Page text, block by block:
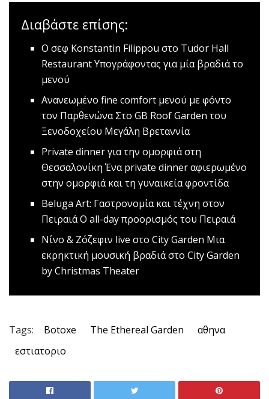
Διαβάστε επίσης:
Ο σεφ Konstantin Filippou στο Tudor Hall
RestaurantΥπογράφοντας για μία βραδιά το
μενού
Ανανεωμένο fine comfort μενού με φόντο
τον ΠαρθενώναΣτο GB Roof Garden του
Ξενοδοχείου Μεγάλη Βρεταννία
Ρrivate dinner για την ομορφιά στη
Θεσσαλονίκη Ένα private dinner αφιερωμένο
στην ομορφιά και τη γυναικεία φροντίδα
Beluga Art: Γαστρονομία και τέχνη στον
ΠειραιάΟ all-day προορισμός του Πειραιά
Nίνο & Ζόζεφιν live στο City Garden Mια
εκρηκτική μουσική βραδιά στο City Garden
by Christmas Theater
Tags: Botoxe The Ethereal Garden
αθηνα
εστιατοριο